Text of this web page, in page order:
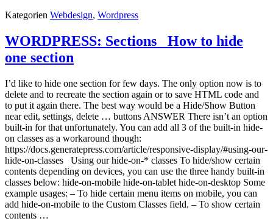
Kategorien Webdesign, Wordpress
WORDPRESS: Sections_ How to hide
one section
I’d like to hide one section for few days. The only option now is to
delete and to recreate the section again or to save HTML code and
to put it again there. The best way would be a Hide/Show Button
near edit, settings, delete … buttons ANSWER There isn’t an option
built-in for that unfortunately. You can add all 3 of the built-in hide-
on classes as a workaround though:
https://docs.generatepress.com/article/responsive-display/#using-our-
hide-on-classes Using our hide-on-* classes To hide/show certain
contents depending on devices, you can use the three handy built-in
classes below: hide-on-mobile hide-on-tablet hide-on-desktop Some
example usages: – To hide certain menu items on mobile, you can
add hide-on-mobile to the Custom Classes field. – To show certain
contents …